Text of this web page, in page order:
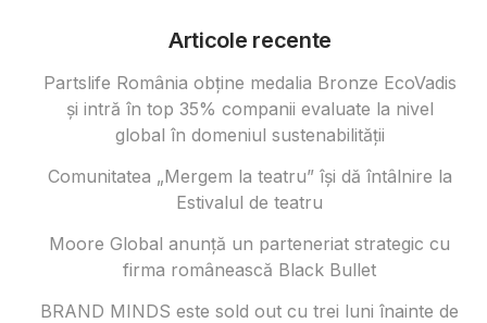
Articole recente
Partslife România obține medalia Bronze EcoVadis
și intră în top 35% companii evaluate la nivel
global în domeniul sustenabilității
Comunitatea „Mergem la teatru” își dă întâlnire la
Estivalul de teatru
Moore Global anunță un parteneriat strategic cu
firma românească Black Bullet
BRAND MINDS este sold out cu trei luni înainte de